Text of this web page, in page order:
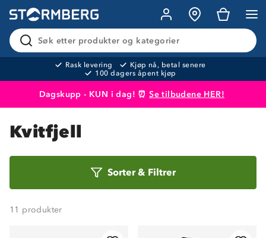
Søk etter produkter og kategorier
Rask levering
Kjøp nå, betal senere
100 dagers åpent kjøp
Dagskupp - KUN i dag! ⏰Se tilbudene HER!
Produktet er lagt i handlekurven
Kvitfjell
Sorter& Filtrer
11 produkter